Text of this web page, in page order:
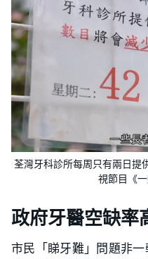
荃灣牙科診所每周只有兩日提
視節目《一
政府牙醫空缺率
市民「睇牙難」問題非